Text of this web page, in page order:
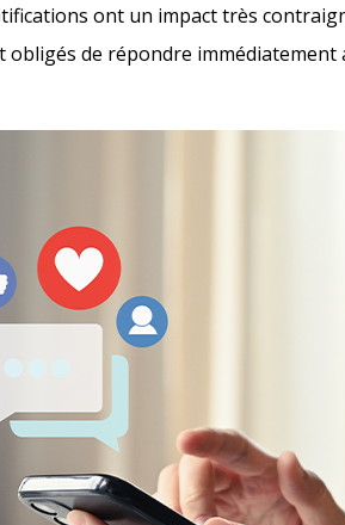
ont un impact très
de répondre